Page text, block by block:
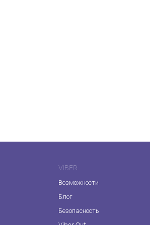
VIBER
Возможности
Блог
Безопасность